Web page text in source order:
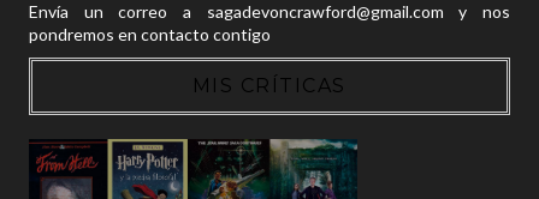
Envía un correo a sagadevoncrawford@gmail.com y nos
pondremos en contacto contigo
MIS CRÍTICAS